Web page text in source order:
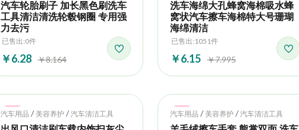
汽车轮胎刷子 加长黑色刷洗车
工具清洁清洗轮毂钢圈 专用强
力去污
已售出:0件
￥6.28 ￥8.164
洗车海绵大孔蜂窝海棉吸水蜂
窝状汽车擦车海棉特大号珊瑚
海绵清洁
已售出:1051件
￥6.15 ￥7.995
Hot
汽车用品 / 美容养护 / 汽车清洁工具 Hot
汽车用品 / 美容养护 / 汽车清洁工具